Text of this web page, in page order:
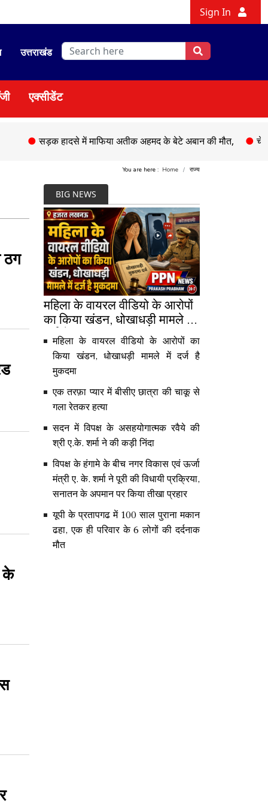
Sign In
उत्तराखंड
एक्सीडेंट
हादसे में माफिया अतीक अहमद के बेटे अबान की मौत, ● चेहल्लुम पर
You are here : Home राज्य
ठग
के
BIG NEWS
महिला के वायरल वीडियो के आरोपों
का किया खंडन, धोखाधड़ी मामले में
दर्ज है मुकदमा
महिला के वायरल वीडियो के आरोपों का
किया खंडन, धोखाधड़ी मामले में दर्ज है
मुकदमा
एक तरफ़ा प्यार में बीसीए छात्रा की चाकू से
गला रेतकर हत्या
सदन में विपक्ष के असहयोगात्मक रवैये की
श्री ए.के. शर्मा ने की कड़ी निंदा
विपक्ष के हंगामे के बीच नगर विकास एवं ऊर्जा
मंत्री ए. के. शर्मा ने पूरी की विधायी प्रक्रिया,
सनातन के अपमान पर किया तीखा प्रहार
यूपी के प्रतापगढ में 100 साल पुराना मकान
ढहा, एक ही परिवार के 6 लोगों की दर्दनाक
मौत